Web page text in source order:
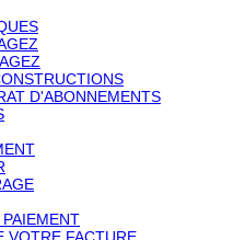
D'ABONNEMENTS